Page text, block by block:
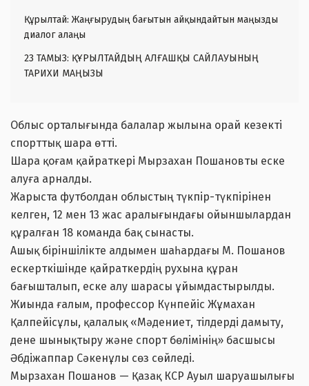
Құрылтай: Жаңғырудың бағытын айқындайтын маңызды
диалог алаңы
23 ТАМЫЗ: ҚҰРЫЛТАЙДЫҢ АЛҒАШҚЫ САЙЛАУЫНЫҢ
ТАРИХИ МАҢЫЗЫ
Облыс орталығында балалар жылына орай кезекті
спорттық шара өтті.
Шара қоғам қайраткері Мырзахан Пошановты еске
алуға арналды.
Жарыста футболдан облыстың түкпір-түкпірінен
келген, 12 мен 13 жас аралығындағы ойыншылардан
құралған 18 команда бақ сынасты.
Ашық біріншілікте алдымен шаһардағы М. Пошанов
ескерткішінде қайраткердің рухына құран
бағышталып, еске алу шарасы ұйымдастырылды.
Жиында ғалым, профессор Күнпейіс Жұмахан
Қалпейісұлы, қалалық «Мәдениет, тілдерді дамыту,
дене шынықтыру және спорт бөлімінің» басшысы
Әбдіжаппар Сәкенұлы сөз сөйледі.
Мырзахан Пошанов — Қазақ КСР Ауыл шаруашылығы